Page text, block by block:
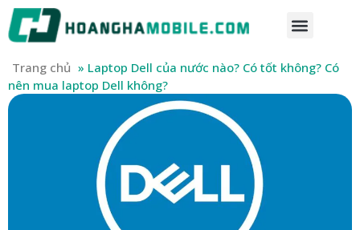
Trang chủ » Laptop Dell của nước nào? Có tốt không? Có
nên mua laptop Dell không?